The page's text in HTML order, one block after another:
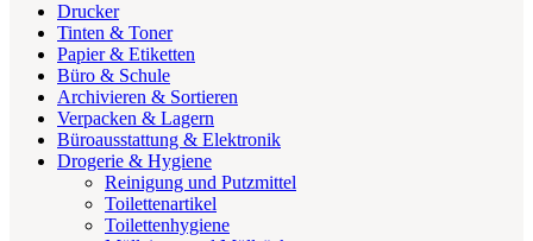
Drucker
Tinten & Toner
Papier & Etiketten
Büro & Schule
Archivieren & Sortieren
Verpacken & Lagern
Büroausstattung & Elektronik
Drogerie & Hygiene
Reinigung und Putzmittel
Toilettenartikel
Toilettenhygiene